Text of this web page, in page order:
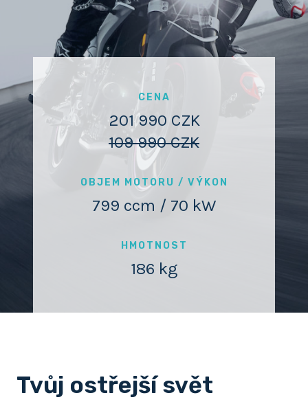
CENA
201 990 CZK
109 990 CZK
OBJEM MOTORU / VÝKON
799 ccm / 70 kW
HMOTNOST
186 kg
Tvůj ostřejší svět